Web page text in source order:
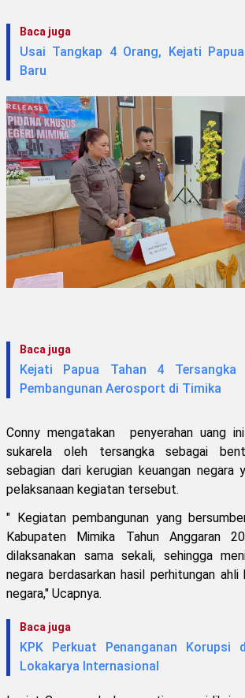
Baca juga
Usai Tangkap 4 Orang, Kejati
Baru
Baca juga
Kejati Papua Tahan 4 Tersangka
Pembangunan Aerosport di Timika
Conny mengatakan penyerahan uang
sukarela oleh tersangka sebagai
sebagian dari kerugian keuangan negara
pelaksanaan kegiatan tersebut.
" Kegiatan pembangunan yang
Kabupaten Mimika Tahun Anggaran
dilaksanakan sama sekali, sehingga
negara berdasarkan hasil perhitungan ahli
negara," Ucapnya.
Baca juga
KPK Perkuat Penanganan Korupsi
Lokakarya Internasional